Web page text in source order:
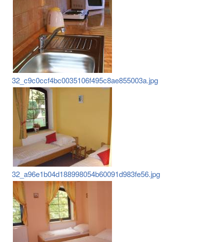
32_c9c0ccf4bc0035106f495c8ae855003a.jpg
32_a96e1b04d188998054b60091d983fe56.jpg